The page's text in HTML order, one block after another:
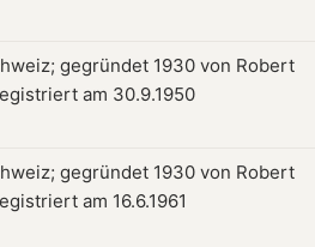
gegründet 1930 von Robert
am 30.9.1950
gegründet 1930 von Robert
am 16.6.1961